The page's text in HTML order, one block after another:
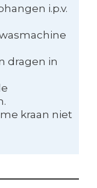
i.p.v.
dragen in
kraan niet